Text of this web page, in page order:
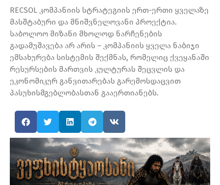
RECSOL კომპანიის სტრატეგიის ერთ-ერთი ყველაზე
მასშტაბური და მნიშვნელოვანი პროექტია.
საბოლოო მიზანი მხოლოდ ნარჩენების
გადამუშავება არ არის – კომპანიის ყველა ნაბიჯი
ემსახურება სისტემის შექმნას, რომელიც ქვეყანაში
რესურსების მართვის კულტურას შეცვლის და
ეკონომიკურ განვითარებას გარემოსდაცვით
პასუხისმგებლობასთან გააერთიანებს.